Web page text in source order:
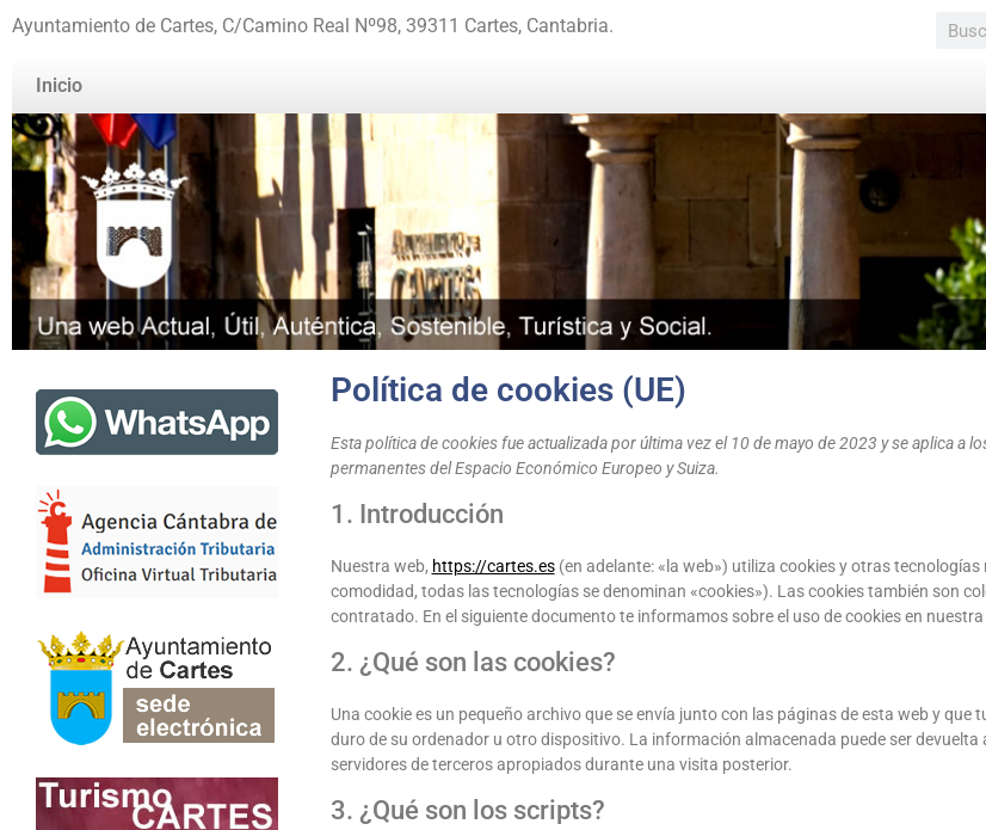
Ayuntamiento de Cartes, C/Camino Real Nº98, 39311 Cartes, Cantabria.
Inicio
Política de cookies (UE)
Esta política de cookies fue actualizada por última vez el 10 de mayo de 2023 y se aplica a
permanentes del Espacio Económico Europeo y Suiza.
1. Introducción
Nuestra web, https://cartes.es(en adelante: «la web») utiliza cookies y otras
comodidad, todas las tecnologías se denominan «cookies»). Las cookies también son
contratado. En el siguiente documento te informamos sobre el uso de cookies en nuestra
2. ¿Qué son las cookies?
Una cookie es un pequeño archivo que se envía junto con las páginas de esta web y que
duro de su ordenador u otro dispositivo. La información almacenada puede ser devuelta
servidores de terceros apropiados durante una visita posterior.
3. ¿Qué son los scripts?